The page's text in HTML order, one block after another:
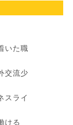
いた職
交流少
スライ
ける